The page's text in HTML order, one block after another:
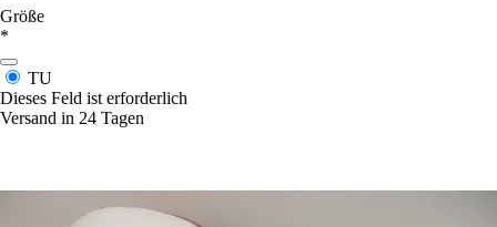
Größe
*
TU
Dieses Feld ist erforderlich
Versand in 24 Tagen